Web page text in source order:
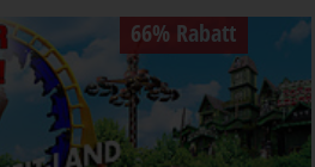
66% Rabatt